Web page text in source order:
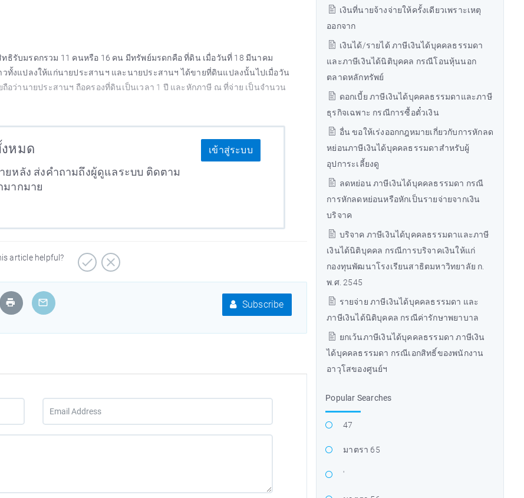
เงินที่นายจ้างจ่ายให้ครั้งเดียวเพราะเหตุ
ออกจาก
เงินได้/รายได้ ภาษีเงินได้บุคคลธรรมดา
และภาษีเงินได้นิติบุคคล กรณีโอนหุ้นนอก
ตลาดหลักทรัพย์
ดอกเบี้ย ภาษีเงินได้บุคคลธรรมดาและภาษี
ธุรกิจเฉพาะ กรณีการซื้อตั๋วเงิน
อื่น ขอให้เร่งออกกฎหมายเกี่ยวกับการหักลด
หย่อนภาษีเงินได้บุคคลธรรมดาสำหรับผู้
อุปการะเลี้ยงดู
ลดหย่อน ภาษีเงินได้บุคคลธรรมดา กรณี
การหักลดหย่อนหรือหักเป็นรายจ่ายจากเงิน
บริจาค
บริจาค ภาษีเงินได้บุคคลธรรมดาและภาษี
เงินได้นิติบุคคล กรณีการบริจาคเงินให้แก่
กองทุนพัฒนาโรงเรียนสาธิตมหาวิทยาลัย ก.
พ.ศ. 2545
รายจ่าย ภาษีเงินได้บุคคลธรรมดา และ
ภาษีเงินได้นิติบุคคล กรณีค่ารักษาพยาบาล
ยกเว้นภาษีเงินได้บุคคลธรรมดา ภาษีเงิน
ได้บุคคลธรรมดา กรณีเอกสิทธิ์ของพนักงาน
อาวุโสของศูนย์ฯ
Popular Searches
47
มาตรา 65
'
ธิรับมรดกรวม 11 คนหรือ 16 คน มีทรัพย์มรดกคือ ที่ดิน เมื่อวันที่ 18 มีนาคม
ทั้งแปลงให้แก่นายประสานฯ และนายประสานฯ ได้ขายที่ดินแปลงนั้นไปเมื่อวัน
อว่านายประสานฯ ถือครองที่ดินเป็นเวลา 1 ปี และหักภาษี ณ ที่จ่าย เป็นจำนวน
งหมด
หลัง ส่งคำถามถึงผู้ดูแลระบบ ติดตาม
ากมาย
เข้าสู่ระบบ
article helpful?
Subscribe